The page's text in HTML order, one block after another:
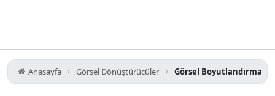
Anasayfa Görsel Dönüştürücüler Görsel Boyutlandırma